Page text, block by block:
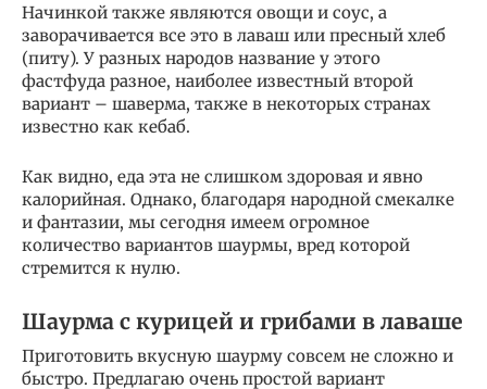
Начинкой также являются овощи и соус, а
заворачивается все это в лаваш или пресный хлеб
(питу). У разных народов название у этого
фастфуда разное, наиболее известный второй
вариант – шаверма, также в некоторых странах
известно как кебаб.
Как видно, еда эта не слишком здоровая и явно
калорийная. Однако, благодаря народной смекалке
и фантазии, мы сегодня имеем огромное
количество вариантов шаурмы, вред которой
стремится к нулю.
Шаурма с курицей и грибами в лаваше
Приготовить вкусную шаурму совсем не сложно и
быстро. Предлагаю очень простой вариант